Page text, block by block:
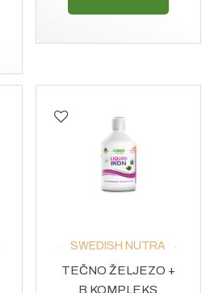
SWEDISH NUTRA
TEČNO ŽELJEZO +
B KOMPLEKS